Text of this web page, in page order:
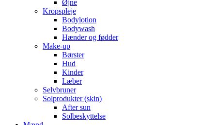
Øjne
Kropspleje
Bodylotion
Bodywash
Hænder og fødder
Make-up
Børster
Hud
Kinder
Læber
Selvbruner
Solprodukter (skin)
After sun
Solbeskyttelse